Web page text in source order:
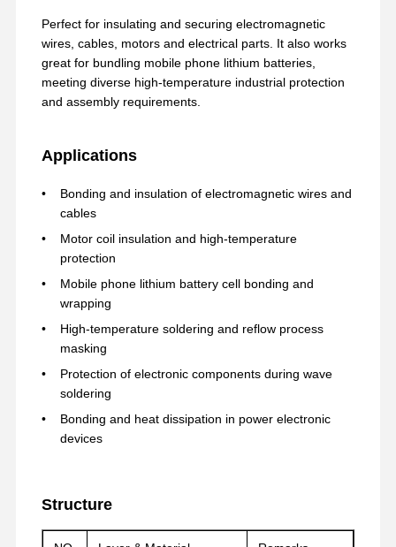
Perfect for insulating and securing electromagnetic
wires, cables, motors and electrical parts. It also works
great for bundling mobile phone lithium batteries,
meeting diverse high‑temperature industrial protection
and assembly requirements.
Applications
Bonding and insulation of electromagnetic wires and
cables
Motor coil insulation and high-temperature
protection
Mobile phone lithium battery cell bonding and
wrapping
High-temperature soldering and reflow process
masking
Protection of electronic components during wave
soldering
Bonding and heat dissipation in power electronic
devices
Structure